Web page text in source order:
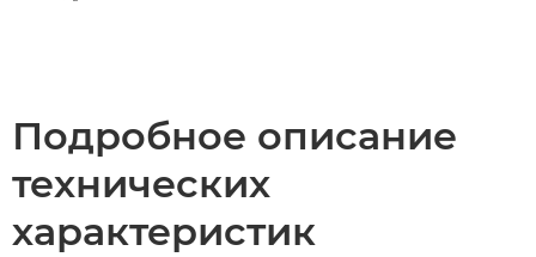
Подробное описание
технических
характеристик